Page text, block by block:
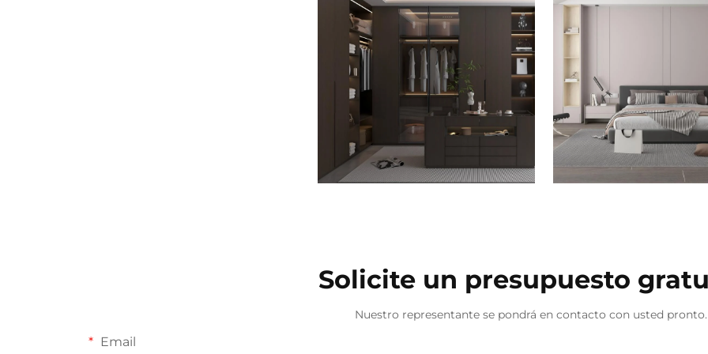
Solicite un presupuesto
Nuestro representante se pondrá en contacto con usted pronto.
Email